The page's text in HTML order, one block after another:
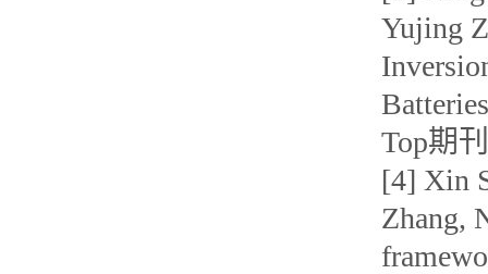
Yujing
Top期
[4] Xin
Zhang,